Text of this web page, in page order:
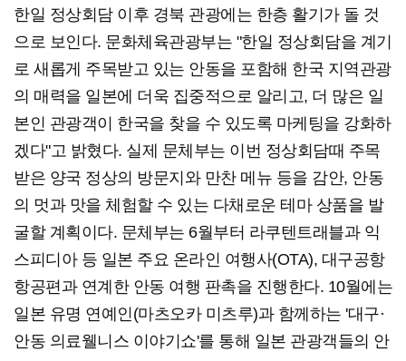
한일 정상회담 이후 경북 관광에는 한층 활기가 돌 것
으로 보인다. 문화체육관광부는 "한일 정상회담을 계기
로 새롭게 주목받고 있는 안동을 포함해 한국 지역관광
의 매력을 일본에 더욱 집중적으로 알리고, 더 많은 일
본인 관광객이 한국을 찾을 수 있도록 마케팅을 강화하
겠다"고 밝혔다. 실제 문체부는 이번 정상회담때 주목
받은 양국 정상의 방문지와 만찬 메뉴 등을 감안, 안동
의 멋과 맛을 체험할 수 있는 다채로운 테마 상품을 발
굴할 계획이다. 문체부는 6월부터 라쿠텐트래블과 익
스피디아 등 일본 주요 온라인 여행사(OTA), 대구공항
항공편과 연계한 안동 여행 판촉을 진행한다. 10월에는
일본 유명 연예인(마츠오카 미츠루)과 함께하는 '대구·
안동 의료웰니스 이야기쇼'를 통해 일본 관광객들의 안